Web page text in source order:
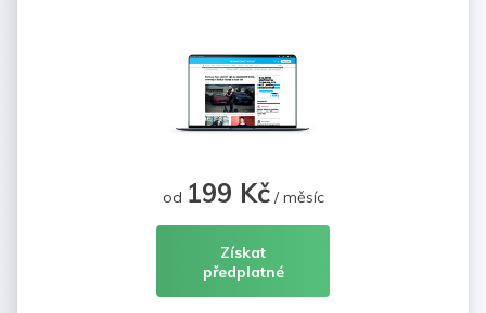
od 199 Kč/ měsíc
Získat
předplatné